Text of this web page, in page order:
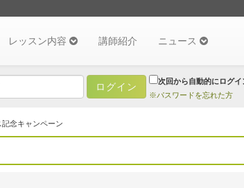
レッスン内容 講師紹介 ニュース
次回から自動的にログイ
※パスワードを忘れた方
念キャンペーン